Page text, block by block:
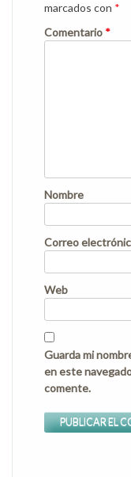
marcados con *
Comentario *
Nombre
Correo
Web
Guarda mi
en este
comente.